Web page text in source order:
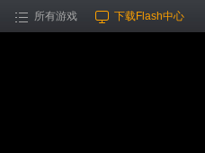
下载Flash中心
所有游戏